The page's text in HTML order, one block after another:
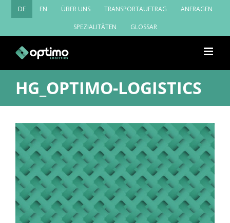
Zum
Inhalt
DE EN ÜBER UNS TRANSPORTAUFTRAG ANFRAGEN
SPEZIALITÄTEN GLOSSAR
HG_OPTIMO-LOGISTICS